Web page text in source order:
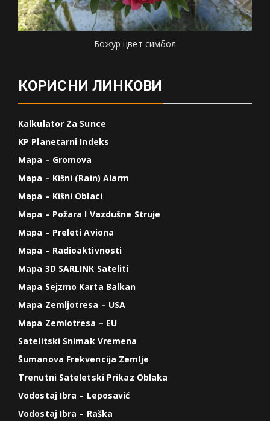
Божур цвет симбол
КОРИСНИ ЛИНКОВИ
Kalkulator Za Sunce
KP Planetarni Indeks
Mapa – Gromova
Mapa – Kišni (Rain) Alarm
Mapa – Kišni Oblaci
Mapa – Požara I Vazdušne Struje
Mapa – Preleti Aviona
Mapa – Radioaktivnosti
Mapa 3D SARLINK Sateliti
Mapa Sejzmo Karta Balkan
Mapa Zemljotresa – USA
Mapa Zemlotresa – EU
Satelitski Snimak Vremena
Šumanova Frekvencija Zemlje
Trenutni Sateletski Prikaz Oblaka
Vodostaj Ibra – Leposavić
Vodostaj Ibra – Raška